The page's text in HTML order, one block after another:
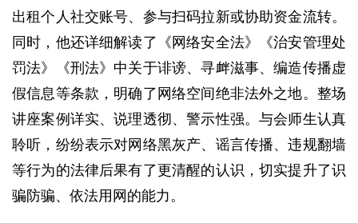
出租个人社交账号、参与扫码拉新或协助资金流转。
同时，他还详细解读了《网络安全法》《治安管理处
罚法》《刑法》中关于诽谤、寻衅滋事、编造传播虚
假信息等条款，明确了网络空间绝非法外之地。整场
讲座案例详实、说理透彻、警示性强。与会师生认真
聆听，纷纷表示对网络黑灰产、谣言传播、违规翻墙
等行为的法律后果有了更清醒的认识，切实提升了识
骗防骗、依法用网的能力。